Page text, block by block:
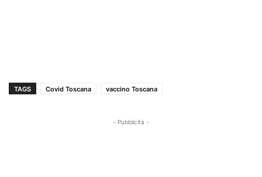
TAGS Covid Toscana vaccino Toscana
- Pubblicità -